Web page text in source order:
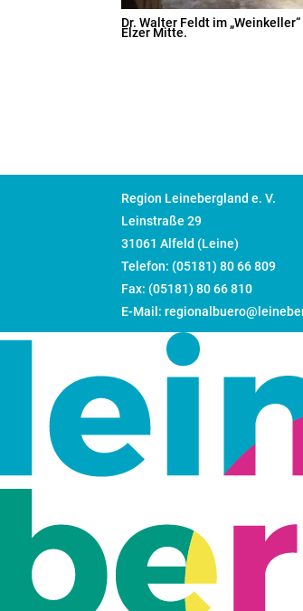
Dr. Walter Feldt im
Elzer Mitte.
Region Leinebergland e. V.
Leinstraße 29
31061 Alfeld (Leine)
Telefon: (05181) 80 66 809
Fax: (05181) 80 66 810
E-Mail: